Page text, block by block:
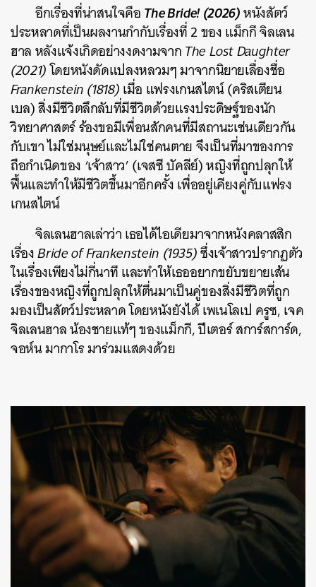
อีกเรื่องที่น่าสนใจคือThe Bride! (2026)หนังสัตว์
ประหลาดที่เป็นผลงานกำกับเรื่องที่ 2 ของ แม็กกี จิลเลน
ฮาล หลังแจ้งเกิดอย่างงดงามจากThe Lost Daughter
(2021)โดยหนังดัดแปลงหลวมๆ มาจากนิยายเลื่องชื่อ
Frankenstein (1818)เมื่อ แฟรงเกนสไตน์ (คริสเตียน
เบล) สิ่งมีชีวิตลึกลับที่มีชีวิตด้วยแรงประดิษฐ์ของนัก
วิทยาศาสตร์ ร้องขอมีเพื่อนสักคนที่มีสถานะเช่นเดียวกัน
กับเขา ไม่ใช่มนุษย์และไม่ใช่คนตาย จึงเป็นที่มาของการ
ถือกำเนิดของ ‘เจ้าสาว’ (เจสซี บัคลีย์) หญิงที่ถูกปลุกให้
ฟื้นและทำให้มีชีวิตขึ้นมาอีกครั้ง เพื่ออยู่เคียงคู่กับแฟรง
เกนสไตน์
จิลเลนฮาลเล่าว่า เธอได้ไอเดียมาจากหนังคลาสสิก
เรื่องBride of Frankenstein (1935)ซึ่งเจ้าสาวปรากฏตัว
ในเรื่องเพียงไม่กี่นาที และทำให้เธออยากขยับขยายเส้น
เรื่องของหญิงที่ถูกปลุกให้ตื่นมาเป็นคู่ของสิ่งมีชีวิตที่ถูก
มองเป็นสัตว์ประหลาด โดยหนังยังได้ เพเนโลเป ครูซ, เจค
จิลเลนฮาล น้องชายแท้ๆ ของแม็กกี, ปีเตอร์ สการ์สการ์ด,
จอห์น มากาโร มาร่วมแสดงด้วย​